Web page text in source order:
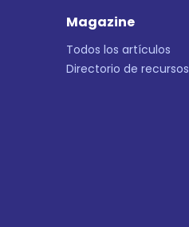
Magazine
Todos los artículos
Directorio de recursos